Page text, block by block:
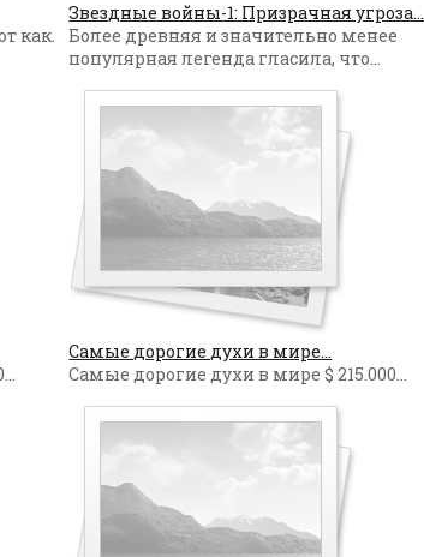
как.
Звездные войны-1: Призрачная угроза...
Более древняя и значительно менее
популярная легенда гласила, что...
Самые дорогие духи в мире...
Самые дорогие духи в мире $ 215.000...